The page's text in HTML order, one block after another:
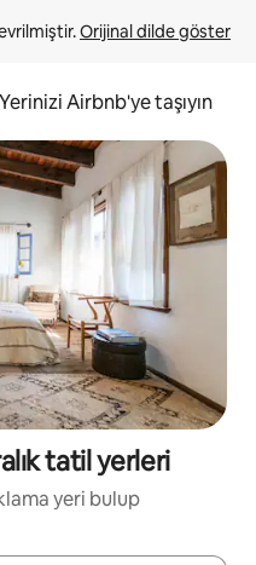
Orijinal dilde göster
Yerinizi Airbnb'ye taşıyın
tatil yerleri
yeri bulup